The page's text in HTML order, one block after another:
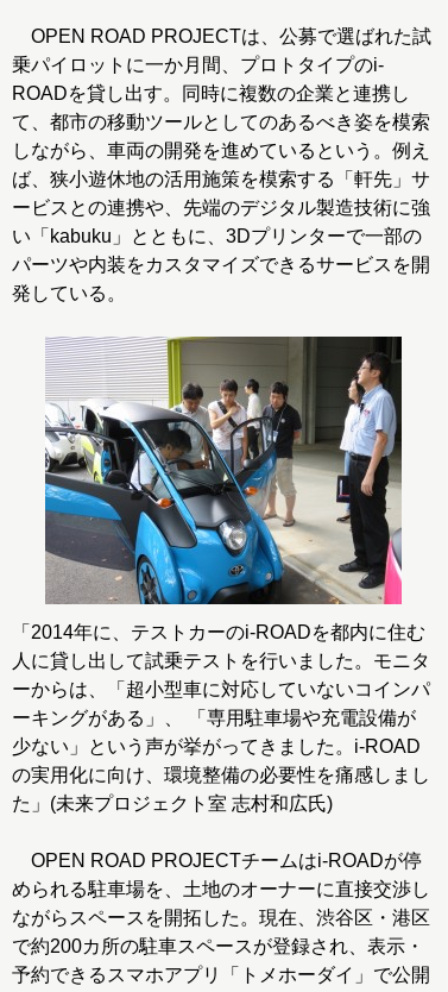
OPEN ROAD PROJECTは、公募で選ばれた試
乗パイロットに一か月間、プロトタイプのi-
ROADを貸し出す。同時に複数の企業と連携し
て、都市の移動ツールとしてのあるべき姿を模索
しながら、車両の開発を進めているという。例え
ば、狭小遊休地の活用施策を模索する「軒先」サ
ービスとの連携や、先端のデジタル製造技術に強
い「kabuku」とともに、3Dプリンターで一部の
パーツや内装をカスタマイズできるサービスを開
発している。
「2014年に、テストカーのi-ROADを都内に住む
人に貸し出して試乗テストを行いました。モニタ
ーからは、「超小型車に対応していないコインパ
ーキングがある」、 「専用駐車場や充電設備が
少ない」という声が挙がってきました。i-ROAD
の実用化に向け、環境整備の必要性を痛感しまし
た」(未来プロジェクト室 志村和広氏)
OPEN ROAD PROJECTチームはi-ROADが停
められる駐車場を、土地のオーナーに直接交渉し
ながらスペースを開拓した。現在、渋谷区・港区
で約200カ所の駐車スペースが登録され、表示・
予約できるスマホアプリ「トメホーダイ」で公開